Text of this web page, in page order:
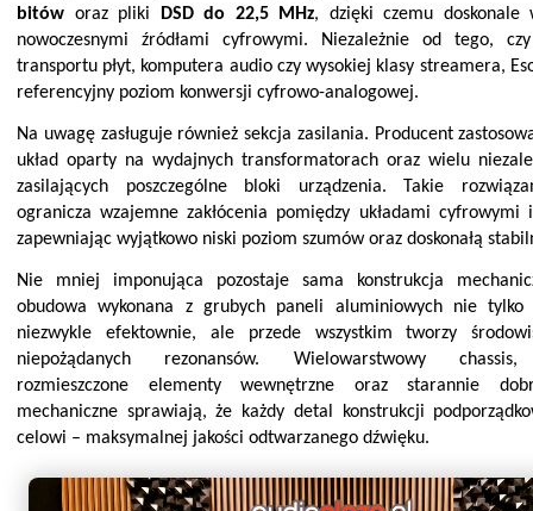
bitów oraz pliki DSD do 22,5 MHz, dzięki czemu doskonale
nowoczesnymi źródłami cyfrowymi. Niezależnie od tego,
transportu płyt, komputera audio czy wysokiej klasy streamera,
referencyjny poziom konwersji cyfrowo-analogowej.
Na uwagę zasługuje również sekcja zasilania. Producent
układ oparty na wydajnych transformatorach oraz wielu
zasilających poszczególne bloki urządzenia. Takie
ogranicza wzajemne zakłócenia pomiędzy układami cyfrowymi
zapewniając wyjątkowo niski poziom szumów oraz doskonałą
Nie mniej imponująca pozostaje sama konstrukcja
obudowa wykonana z grubych paneli aluminiowych nie tylko
niezwykle efektownie, ale przede wszystkim tworzy
niepożądanych rezonansów. Wielowarstwowy chassis,
rozmieszczone elementy wewnętrzne oraz starannie
mechaniczne sprawiają, że każdy detal konstrukcji
celowi – maksymalnej jakości odtwarzanego dźwięku.